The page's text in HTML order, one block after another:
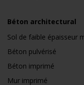
Béton architectural
Sol de faible épaisseur
Béton pulvérisé
Béton imprimé
Mur imprimé